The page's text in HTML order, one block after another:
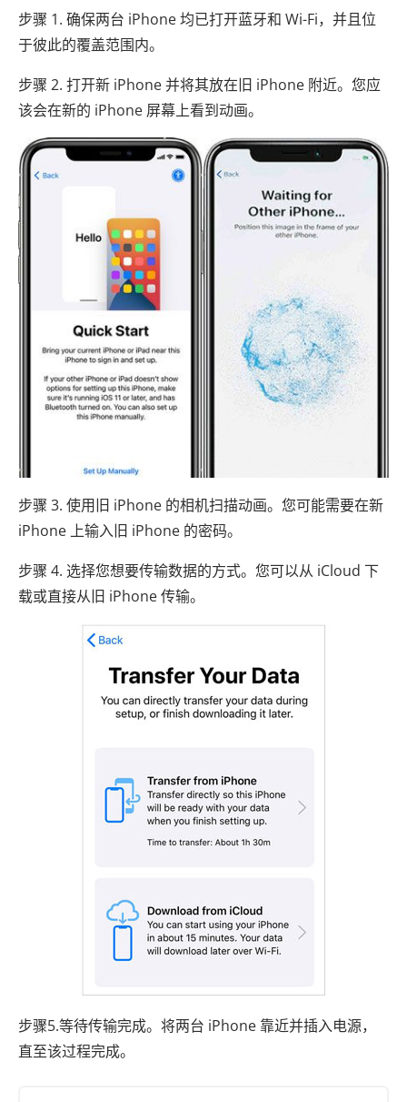
步骤 1. 确保两台 iPhone 均已打开蓝牙和 Wi-Fi，并且位
于彼此的覆盖范围内。
步骤 2. 打开新 iPhone 并将其放在旧 iPhone 附近。您应
该会在新的 iPhone 屏幕上看到动画。
步骤 3. 使用旧 iPhone 的相机扫描动画。您可能需要在新
iPhone 上输入旧 iPhone 的密码。
步骤 4. 选择您想要传输数据的方式。您可以从 iCloud 下
载或直接从旧 iPhone 传输。
步骤5.等待传输完成。将两台 iPhone 靠近并插入电源，
直至该过程完成。